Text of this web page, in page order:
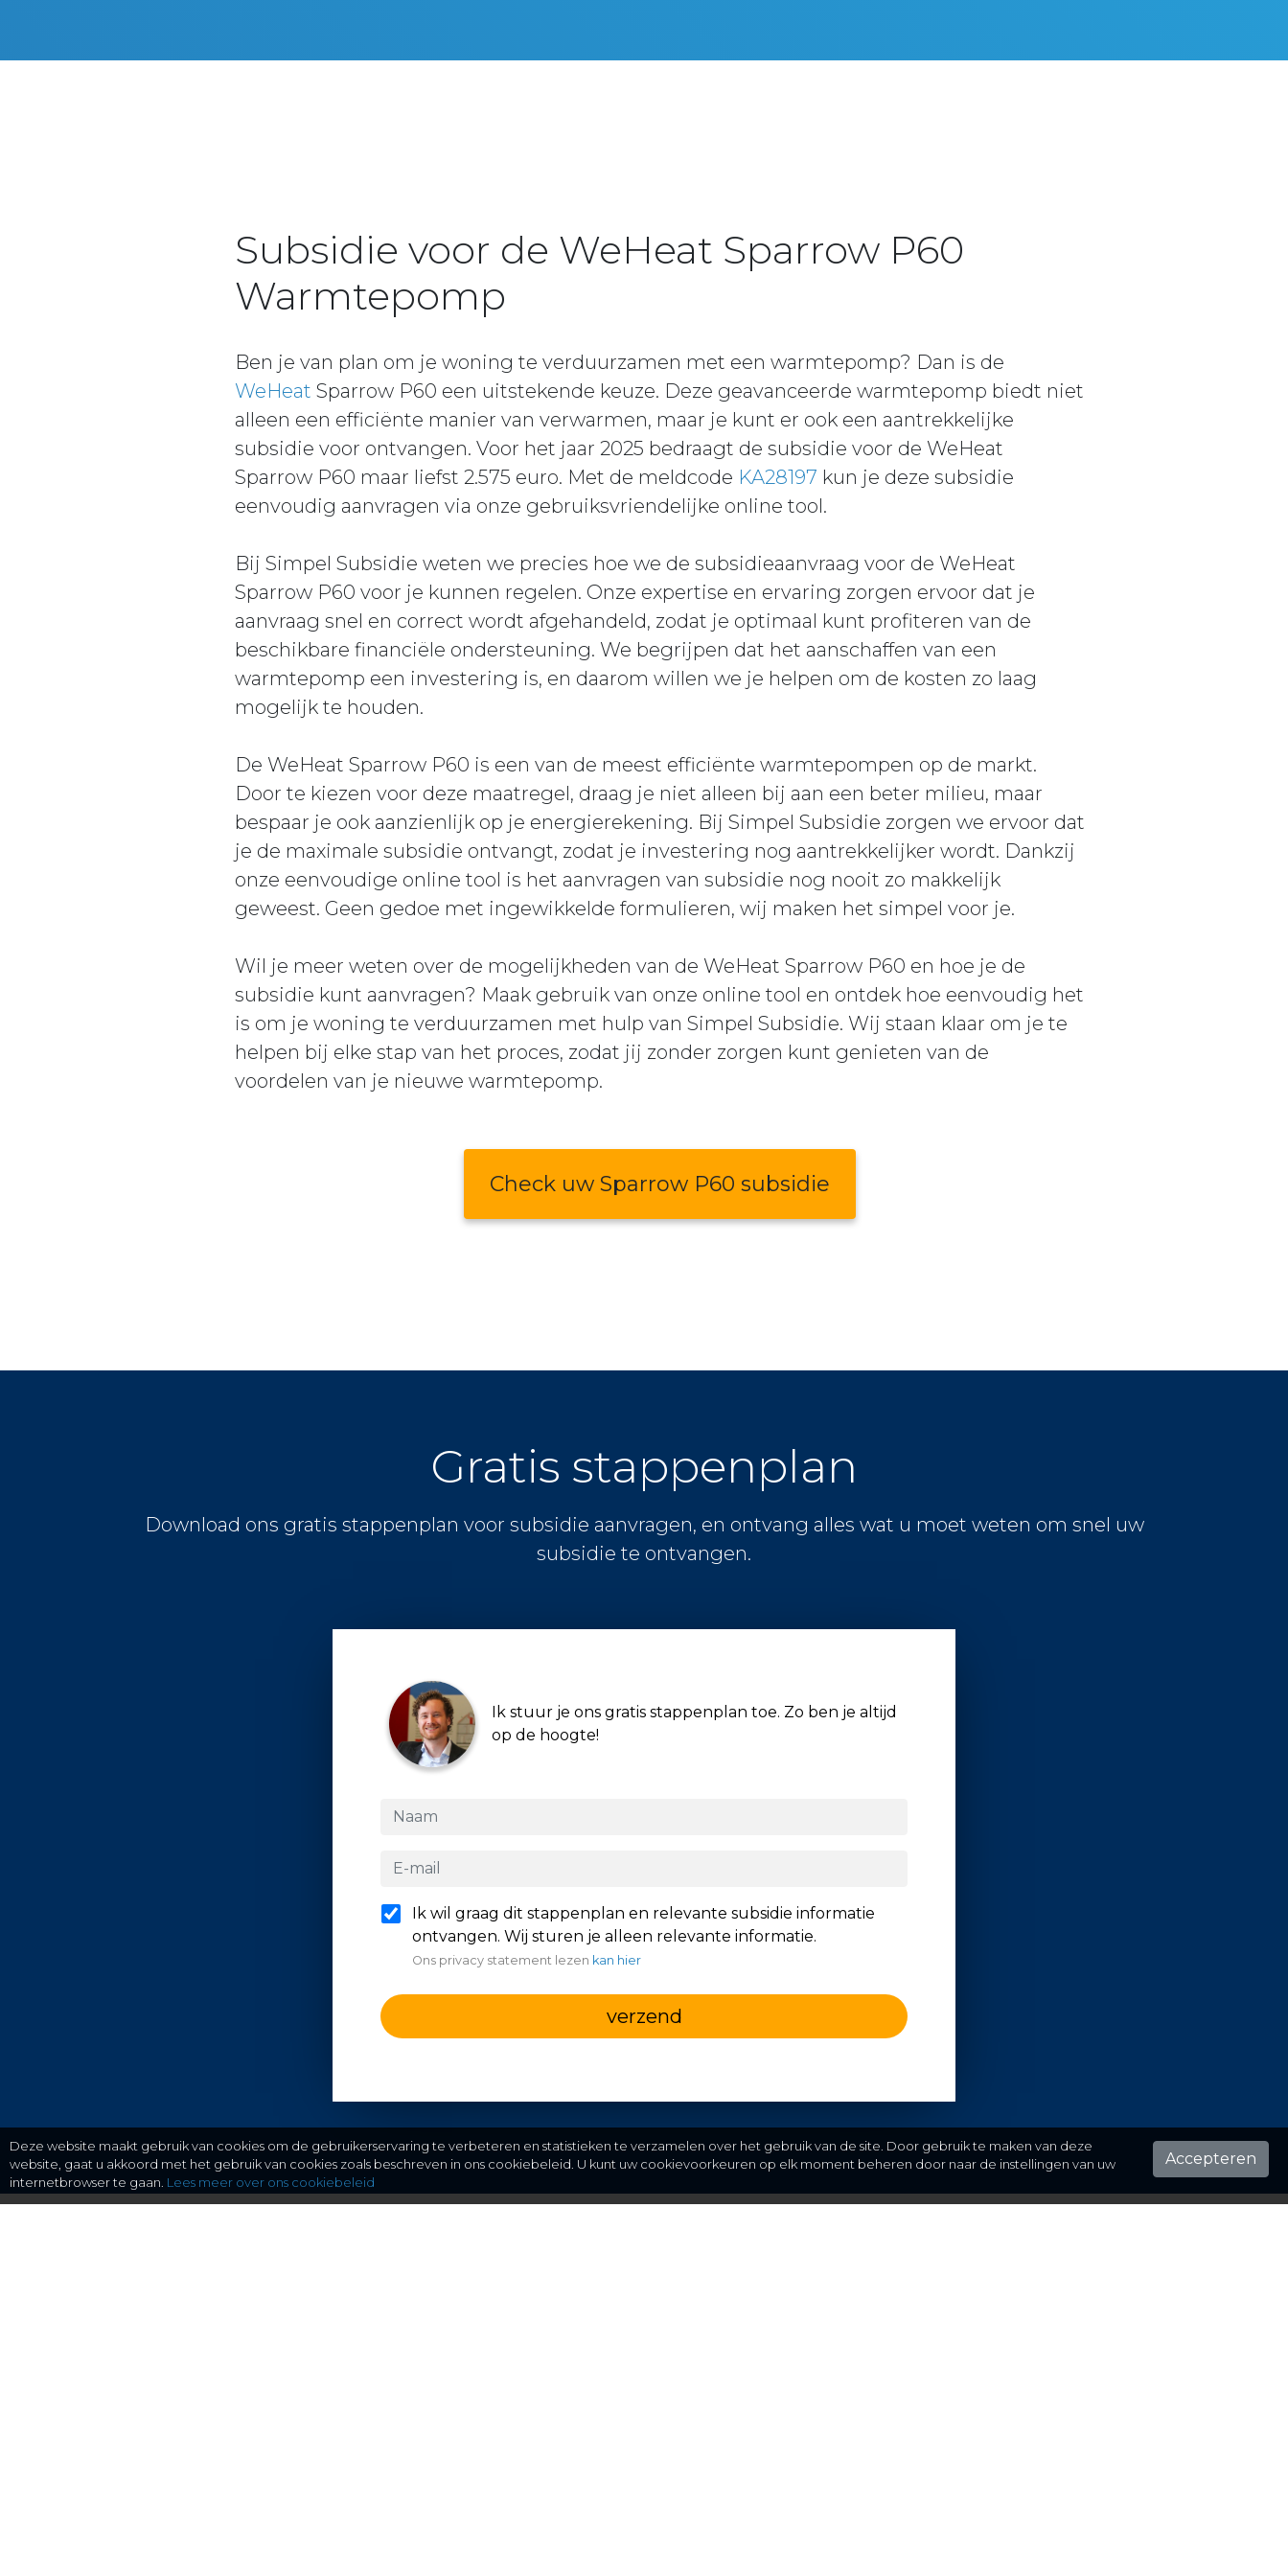
Subsidie voor de WeHeat Sparrow P60
Warmtepomp
Ben je van plan om je woning te verduurzamen met een warmtepomp? Dan is de
WeHeat Sparrow P60 een uitstekende keuze. Deze geavanceerde warmtepomp biedt niet
alleen een efficiënte manier van verwarmen, maar je kunt er ook een aantrekkelijke
subsidie voor ontvangen. Voor het jaar 2025 bedraagt de subsidie voor de WeHeat
Sparrow P60 maar liefst 2.575 euro. Met de meldcode KA28197 kun je deze subsidie
eenvoudig aanvragen via onze gebruiksvriendelijke online tool.
Bij Simpel Subsidie weten we precies hoe we de subsidieaanvraag voor de WeHeat
Sparrow P60 voor je kunnen regelen. Onze expertise en ervaring zorgen ervoor dat je
aanvraag snel en correct wordt afgehandeld, zodat je optimaal kunt profiteren van de
beschikbare financiële ondersteuning. We begrijpen dat het aanschaffen van een
warmtepomp een investering is, en daarom willen we je helpen om de kosten zo laag
mogelijk te houden.
De WeHeat Sparrow P60 is een van de meest efficiënte warmtepompen op de markt.
Door te kiezen voor deze maatregel, draag je niet alleen bij aan een beter milieu, maar
bespaar je ook aanzienlijk op je energierekening. Bij Simpel Subsidie zorgen we ervoor dat
je de maximale subsidie ontvangt, zodat je investering nog aantrekkelijker wordt. Dankzij
onze eenvoudige online tool is het aanvragen van subsidie nog nooit zo makkelijk
geweest. Geen gedoe met ingewikkelde formulieren, wij maken het simpel voor je.
Wil je meer weten over de mogelijkheden van de WeHeat Sparrow P60 en hoe je de
subsidie kunt aanvragen? Maak gebruik van onze online tool en ontdek hoe eenvoudig het
is om je woning te verduurzamen met hulp van Simpel Subsidie. Wij staan klaar om je te
helpen bij elke stap van het proces, zodat jij zonder zorgen kunt genieten van de
voordelen van je nieuwe warmtepomp.
Check uw Sparrow P60 subsidie
Gratis stappenplan
Download ons gratis stappenplan voor subsidie aanvragen, en ontvang alles wat u moet weten om snel uw
subsidie te ontvangen.
Ik stuur je ons gratis stappenplan toe. Zo ben je altijd
op de hoogte!
Ik wil graag dit stappenplan en relevante subsidie informatie
ontvangen. Wij sturen je alleen relevante informatie.
Ons privacy statement lezen kan hier
verzend
Deze website maakt gebruik van cookies om de gebruikerservaring te verbeteren en statistieken te verzamelen over het gebruik van de site. Door gebruik te maken van deze
website, gaat u akkoord met het gebruik van cookies zoals beschreven in ons cookiebeleid. U kunt uw cookievoorkeuren op elk moment beheren door naar de instellingen van uw
internetbrowser te gaan. Lees meer over ons cookiebeleid
Accepteren